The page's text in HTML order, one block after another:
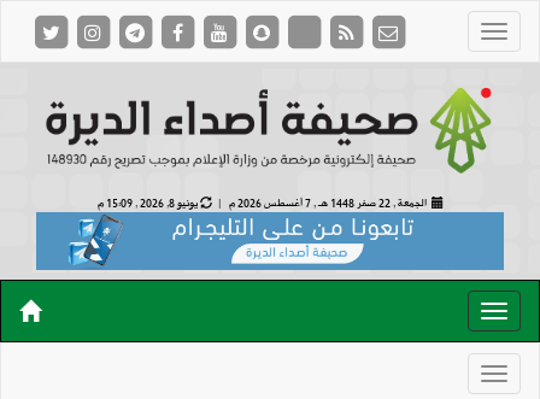
الجمعة , 22 صفر 1448 هـ , 7 أغسطس 2026 م | يونيو 8, 2026 , 15:09 م